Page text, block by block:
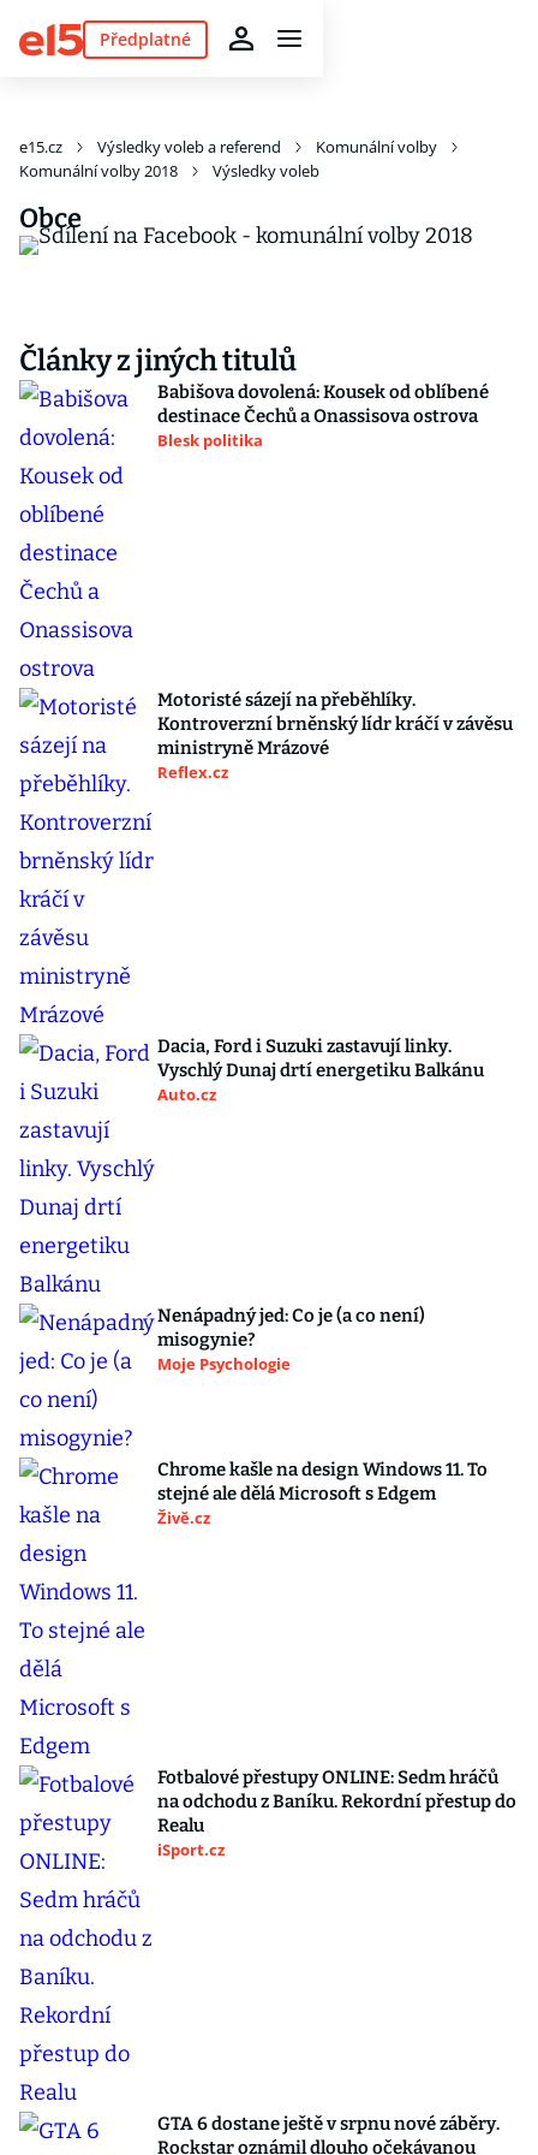
Předplatné
e15.cz Výsledky voleb a referend
Komunální volby
Komunální volby 2018
Výsledky voleb
Obce
Články z jiných titulů
Babišova dovolená: Kousek od oblíbené
destinace Čechů a Onassisova ostrova
Blesk politika
Motoristé sázejí na přeběhlíky.
Kontroverzní brněnský lídr kráčí v závěsu
ministryně Mrázové
Reflex.cz
Dacia, Ford i Suzuki zastavují linky.
Vyschlý Dunaj drtí energetiku Balkánu
Auto.cz
Nenápadný jed: Co je (a co není)
misogynie?
Moje Psychologie
Chrome kašle na design Windows 11. To
stejné ale dělá Microsoft s Edgem
Živě.cz
Fotbalové přestupy ONLINE: Sedm hráčů
na odchodu z Baníku. Rekordní přestup do
Realu
iSport.cz
GTA 6 dostane ještě v srpnu nové záběry.
Rockstar oznámil dlouho očekávanou